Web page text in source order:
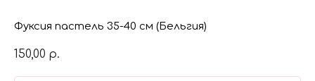
Фуксия пастель 35-40 см (Бельгия)
150,00 р.